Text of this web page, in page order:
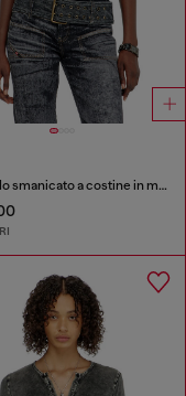
Top polo smanicato a costine in misto seta